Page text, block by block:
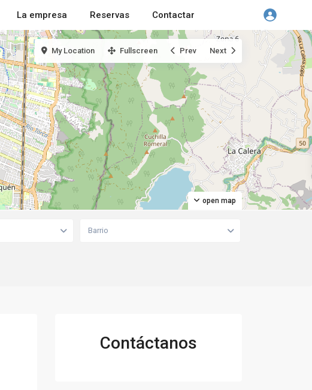
La empresa Reservas Contactar
open map
My Location Fullscreen Prev Next
Barrio
Contáctanos